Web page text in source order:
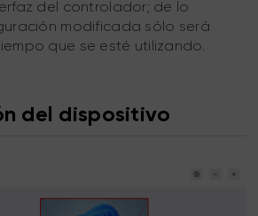
del controlador; de lo
modificada sólo será
que se esté utilizando.
del dispositivo